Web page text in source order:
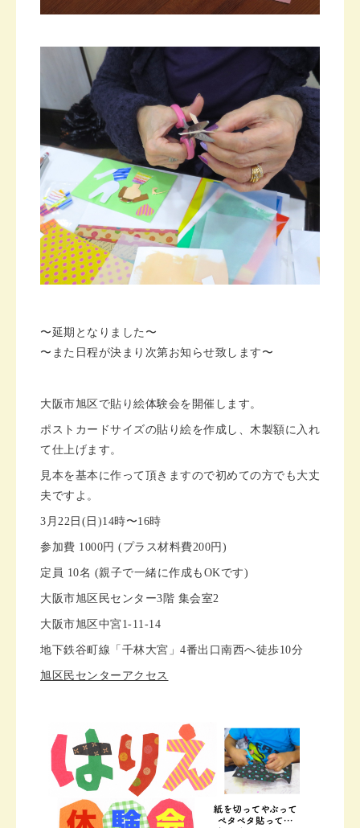
〜延期となりました〜
〜また日程が決まり次第お知らせ致します〜
大阪市旭区で貼り絵体験会を開催します。
ポストカードサイズの貼り絵を作成し、木製額に入れ
て仕上げます。
見本を基本に作って頂きますので初めての方でも大丈
夫ですよ。
3月22日(日)14時〜16時
参加費 1000円 (プラス材料費200円)
定員 10名 (親子で一緒に作成もOKです)
大阪市旭区民センター3階 集会室2
大阪市旭区中宮1-11-14
地下鉄谷町線「千林大宮」4番出口南西へ徒歩10分
旭区民センターアクセス